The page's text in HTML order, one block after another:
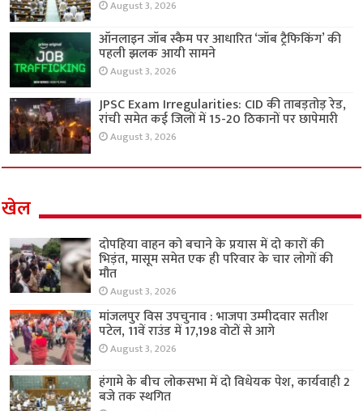
August 3, 2026
ऑनलाइन जॉब स्कैम पर आधारित ‘जॉब ट्रैफिकिंग’ की
पहली झलक आयी सामने
August 3, 2026
JPSC Exam Irregularities: CID की ताबड़तोड़ रेड,
रांची समेत कई जिलों में 15-20 ठिकानों पर छापेमारी
August 3, 2026
खेल
दोपहिया वाहन को बचाने के प्रयास में दो कारों की
भिड़ंत, मासूम समेत एक ही परिवार के चार लोगों की
मौत
August 3, 2026
मांजलपुर विस उपचुनाव : भाजपा उम्मीदवार सतीश
पटेल, 11वें राउंड में 17,198 वोटों से आगे
August 3, 2026
हंगामे के बीच लोकसभा में दो विधेयक पेश, कार्यवाही 2
बजे तक स्थगित